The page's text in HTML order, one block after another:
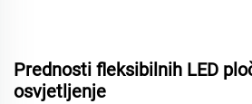
Prednosti fleksibilnih LED
osvjetljenje